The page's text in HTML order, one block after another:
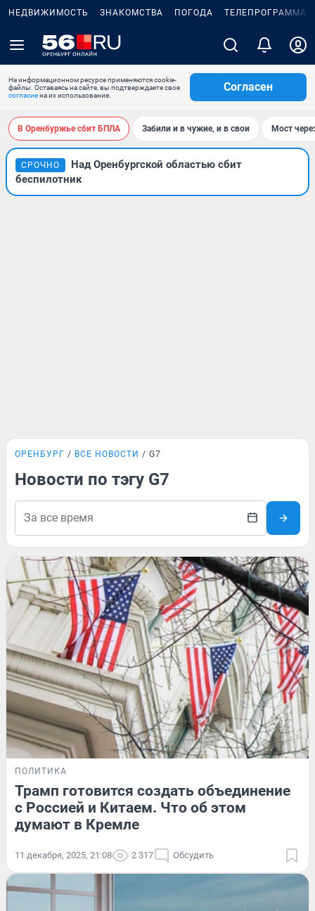
НЕДВИЖИМОСТЬ ЗНАКОМСТВА ПОГОДА ТЕЛЕПРОГРАММА
На информационном ресурсе применяются cookie-
файлы. Оставаясь на сайте, вы подтверждаете свое
согласиена их использование.
Согласен
В Оренбуржье сбит БПЛА Забили и в чужие, и в свои Мост
СРОЧНО
Над Оренбургской областью сбит
беспилотник
ОРЕНБУРГ ВСЕ НОВОСТИ G7
Новости по тэгу G7
ПОЛИТИКА
Трамп готовится создать объединение
с Россией и Китаем. Что об этом
думают в Кремле
11 декабря, 2025, 21:08 2 317 Обсудить